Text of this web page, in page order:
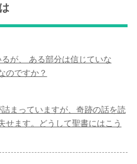
が、 ある部分は信じていな
のですか？
まっていますが、奇跡の話を読
せます。どうして聖書にはこう